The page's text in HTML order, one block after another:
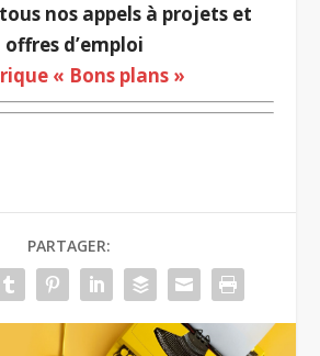
nos appels à projets et
offres d’emploi
« Bons plans »
PARTAGER: